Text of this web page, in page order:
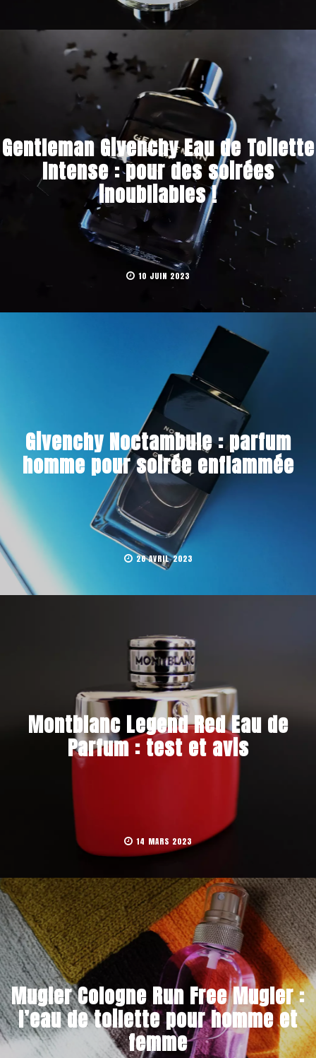
Gentleman Givenchy Eau de Toilette
Intense : pour des soirées
inoubliables !
10 JUIN 2023
Givenchy Noctambule : parfum
homme pour soirée enflammée
26 AVRIL 2023
Montblanc Legend Red Eau de
Parfum : test et avis
14 MARS 2023
Mugler Cologne Run Free Mugler :
l’eau de toilette pour homme et
femme